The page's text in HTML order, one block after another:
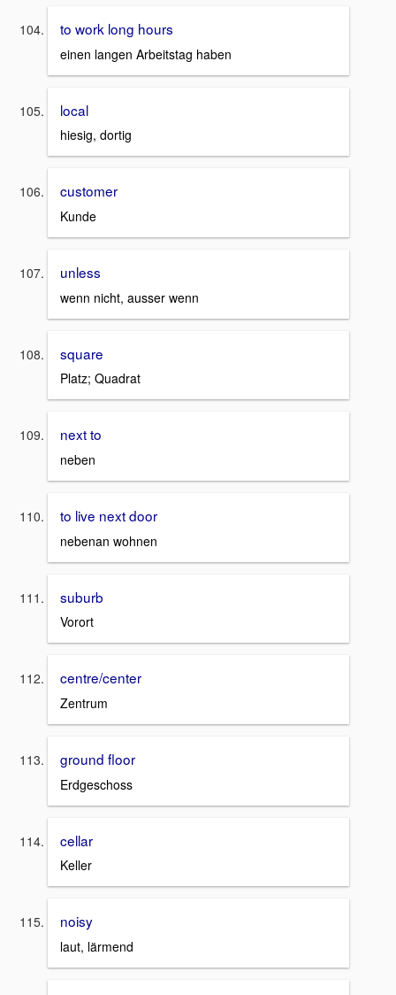
to work long hours
einen langen Arbeitstag haben
local
hiesig, dortig
customer
Kunde
unless
wenn nicht, ausser wenn
square
Platz; Quadrat
next to
neben
to live next door
nebenan wohnen
suburb
Vorort
centre/center
Zentrum
ground floor
Erdgeschoss
cellar
Keller
noisy
laut, lärmend